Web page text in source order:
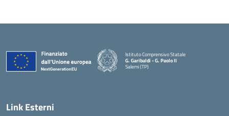
Istituto Comprensivo Statale
G. Garibaldi - G. Paolo II
Salemi (TP)
Link Esterni